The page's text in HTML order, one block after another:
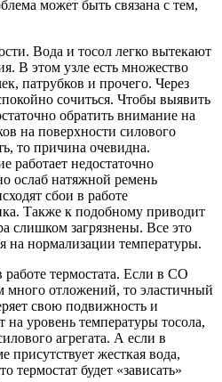
может быть связана с тем,
Вода и тосол легко вытекают
В этом узле есть множество
патрубков и прочего. Через
сочиться. Чтобы выявить
обратить внимание на
на поверхности силового
то причина очевидна.
работает недостаточно
ослаб натяжной ремень
сбои в работе
Также к подобному приводит
слишком загрязнены. Все это
на нормализации температуры.
термостата. Если в СО
много отложений, то эластичный
свою подвижность и
на уровень температуры тосола,
агрегата. А если в
присутствует жесткая вода,
термостат будет «зависать»